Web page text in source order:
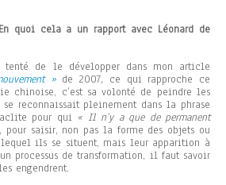
quoi cela a un rapport avec Léonard de
tenté de le développer dans mon article
»de 2007, ce qui rapproche ce
chinoise, c’est sa volonté de peindre les
se reconnaissait pleinement dans la phrase
pour qui « Il n’y a que de permanent
pour saisir, non pas la forme des objets ou
lequel ils se situent, mais leur apparition à
processus de transformation, il faut savoir
engendrent.